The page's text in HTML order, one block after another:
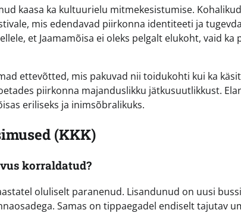
kaasa ka kultuurielu mitmekesistumise.
mis edendavad piirkonna identiteeti ja
et Jaamamõisa ei oleks pelgalt elukoht, vaid ka
ettevõtted, mis pakuvad nii toidukohti kui ka
piirkonna majanduslikku jätkusuutlikkust.
eriliseks ja inimsõbralikuks.
(KKK)
korraldatud?
oluliselt paranenud. Lisandunud on uusi
Samas on tippaegadel endiselt tajutav